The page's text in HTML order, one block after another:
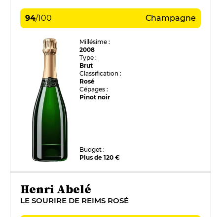
94/100 Champagne
Millésime :
2008
Type :
Brut
Classification :
Rosé
Cépages :
Pinot noir
Budget :
Plus de 120 €
Henri Abelé
LE SOURIRE DE REIMS ROSÉ